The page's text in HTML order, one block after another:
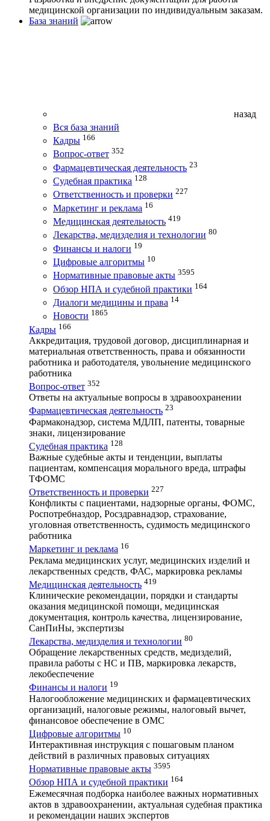
медицинской организации по индивидуальным заказам.
База знаний
назад
Вся база знаний
Кадры 166
Вопрос-ответ 352
Фармацевтическая деятельность 23
Судебная практика 128
Ответственность и проверки 227
Маркетинг и реклама 16
Медицинская деятельность 419
Лекарства, медизделия и технологии 80
Финансы и налоги 19
Цифровые алгоритмы 10
Нормативные правовые акты 3595
Обзор НПА и судебной практики 164
Диалоги медицины и права 14
Новости 1865
Кадры 166
Аккредитация, трудовой договор, дисциплинарная и
материальная ответственность, права и обязанности
работника и работодателя, увольнение медицинского
работника
Вопрос-ответ 352
Ответы на актуальные вопросы в здравоохранении
Фармацевтическая деятельность 23
Фармаконадзор, система МДЛП, патенты, товарные
знаки, лицензирование
Судебная практика 128
Важные судебные акты и тенденции, выплаты
пациентам, компенсация морального вреда, штрафы
ТФОМС
Ответственность и проверки 227
Конфликты с пациентами, надзорные органы, ФОМС,
Роспотребназдор, Росздравнадзор, страхование,
уголовная ответственность, судимость медицинского
работника
Маркетинг и реклама 16
Реклама медицинских услуг, медицинских изделий и
лекарственных средств, ФАС, маркировка рекламы
Медицинская деятельность 419
Клинические рекомендации, порядки и стандарты
оказания медицинской помощи, медицинская
документация, контроль качества, лицензирование,
СанПиНы, экспертизы
Лекарства, медизделия и технологии 80
Обращение лекарственных средств, медизделий,
правила работы с НС и ПВ, маркировка лекарств,
лекобеспечение
Финансы и налоги 19
Налогообложение медицинских и фармацевтических
организаций, налоговые режимы, налоговый вычет,
финансовое обеспечение в ОМС
Цифровые алгоритмы 10
Интерактивная инструкция с пошаговым планом
действий в различных правовых ситуациях
Нормативные правовые акты 3595
Обзор НПА и судебной практики 164
Ежемесячная подборка наиболее важных нормативных
актов в здравоохранении, актуальная судебная практика
и рекомендации наших экспертов